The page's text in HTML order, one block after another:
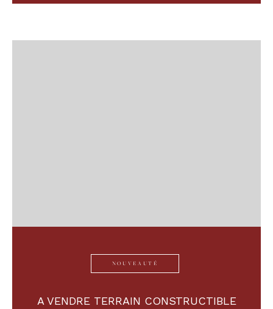
NOUVEAUTÉ
A VENDRE TERRAIN CONSTRUCTIBLE